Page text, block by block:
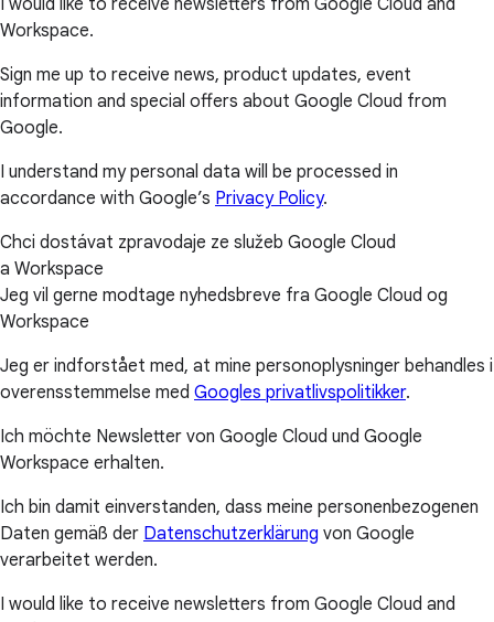
I would like to receive newsletters from Google Cloud and
Workspace.
Sign me up to receive news, product updates, event
information and special offers about Google Cloud from
Google.
I understand my personal data will be processed in
accordance with Google’s Privacy Policy.
Chci dostávat zpravodaje ze služeb Google Cloud
a Workspace
Jeg vil gerne modtage nyhedsbreve fra Google Cloud og
Workspace
Jeg er indforstået med, at mine personoplysninger behandles i
overensstemmelse med Googles privatlivspolitikker.
Ich möchte Newsletter von Google Cloud und Google
Workspace erhalten.
Ich bin damit einverstanden, dass meine personenbezogenen
Daten gemäß der Datenschutzerklärung von Google
verarbeitet werden.
I would like to receive newsletters from Google Cloud and